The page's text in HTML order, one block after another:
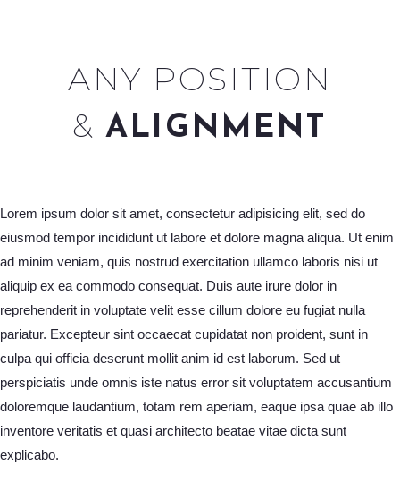
ANY POSITION
&ALIGNMENT
Lorem ipsum dolor sit amet, consectetur adipisicing elit, sed do
eiusmod tempor incididunt ut labore et dolore magna aliqua. Ut enim
ad minim veniam, quis nostrud exercitation ullamco laboris nisi ut
aliquip ex ea commodo consequat. Duis aute irure dolor in
reprehenderit in voluptate velit esse cillum dolore eu fugiat nulla
pariatur. Excepteur sint occaecat cupidatat non proident, sunt in
culpa qui officia deserunt mollit anim id est laborum. Sed ut
perspiciatis unde omnis iste natus error sit voluptatem accusantium
doloremque laudantium, totam rem aperiam, eaque ipsa quae ab illo
inventore veritatis et quasi architecto beatae vitae dicta sunt
explicabo.